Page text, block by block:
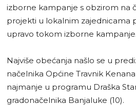
izborne kampanje s obzirom na
projekti u lokalnim zajednicama
upravo tokom izborne kampanje.
Najviše obećanja našlo se u
načelnika Općine Travnik
najmanje u programu Draška
gradonačelnika Banjaluke (10).